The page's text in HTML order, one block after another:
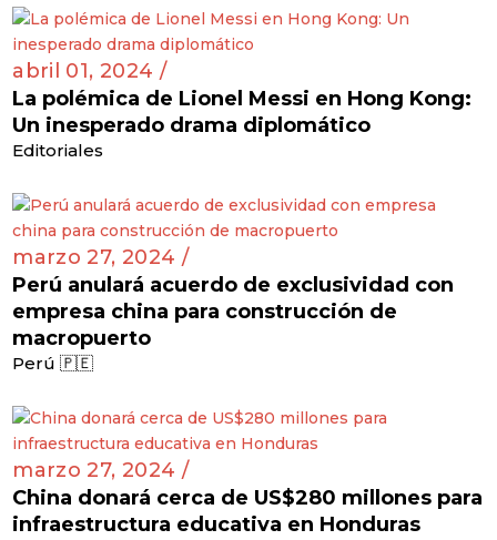
abril 01, 2024 /
La polémica de Lionel Messi en Hong Kong:
Un inesperado drama diplomático
Editoriales
marzo 27, 2024 /
Perú anulará acuerdo de exclusividad con
empresa china para construcción de
macropuerto
Perú 🇵🇪
marzo 27, 2024 /
China donará cerca de US$280 millones para
infraestructura educativa en Honduras